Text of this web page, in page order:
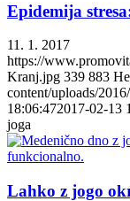
Epidemija
11. 1. 2017
https://
Kranj.jpg 339 883
content/uploads/
18:06:472017-02-13
joga
Lahko z jogo